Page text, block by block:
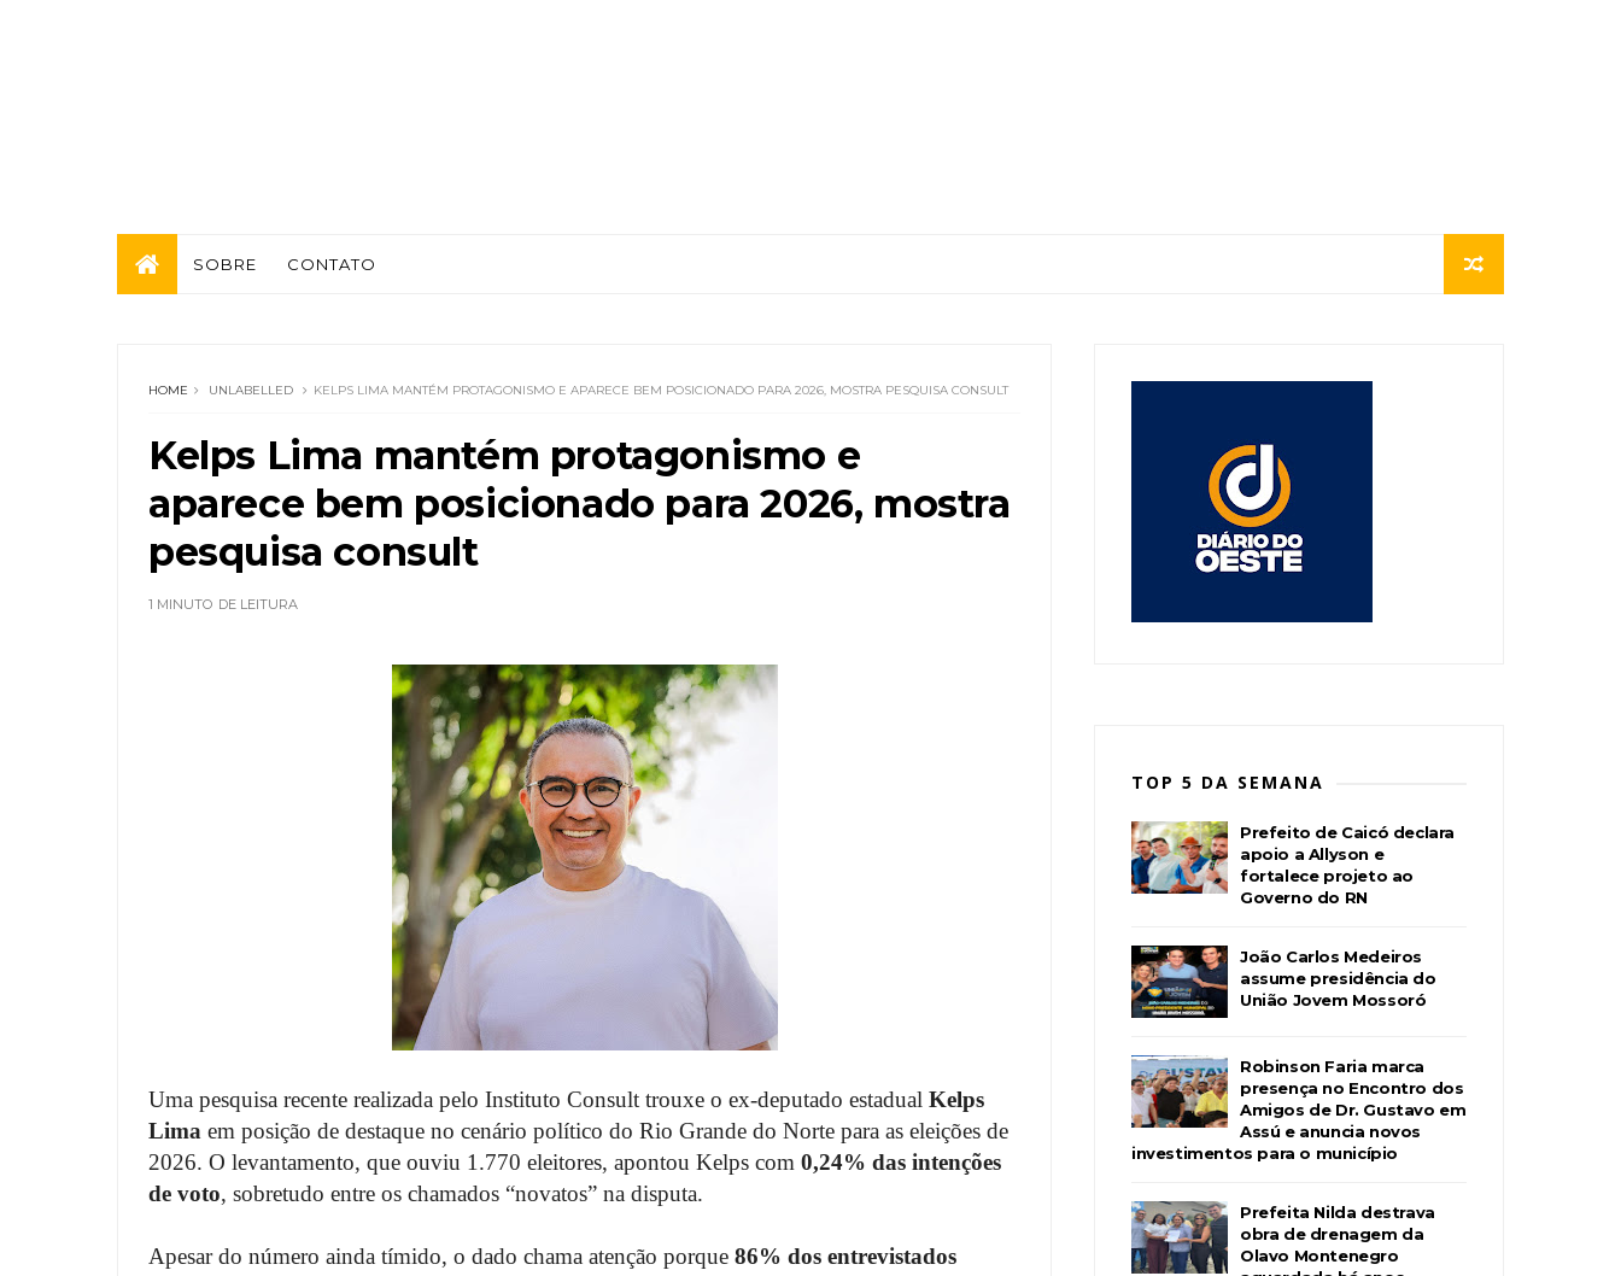
SOBRE CONTATO
HOME UNLABELLED KELPS LIMA MANTÉM PROTAGONISMO E APARECE BEM POSICIONADO PARA 2026, MOSTRA PESQUISA CONSULT
Kelps Lima mantém protagonismo e
aparece bem posicionado para 2026, mostra
pesquisa consult
1 MINUTO DE LEITURA
Uma pesquisa recente realizada pelo Instituto Consult trouxe o ex-deputado estadual Kelps
Lima em posição de destaque no cenário político do Rio Grande do Norte para as eleições de
2026. O levantamento, que ouviu 1.770 eleitores, apontou Kelps com 0,24% das intenções
de voto, sobretudo entre os chamados “novatos” na disputa.
Apesar do número ainda tímido, o dado chama atenção porque 86% dos entrevistados
TOP 5 DA SEMANA
Prefeito de Caicó declara
apoio a Allyson e
fortalece projeto ao
Governo do RN
João Carlos Medeiros
assume presidência do
União Jovem Mossoró
Robinson Faria marca
presença no Encontro dos
Amigos de Dr. Gustavo em
Assú e anuncia novos
investimentos para o município
Prefeita Nilda destrava
obra de drenagem da
Olavo Montenegro